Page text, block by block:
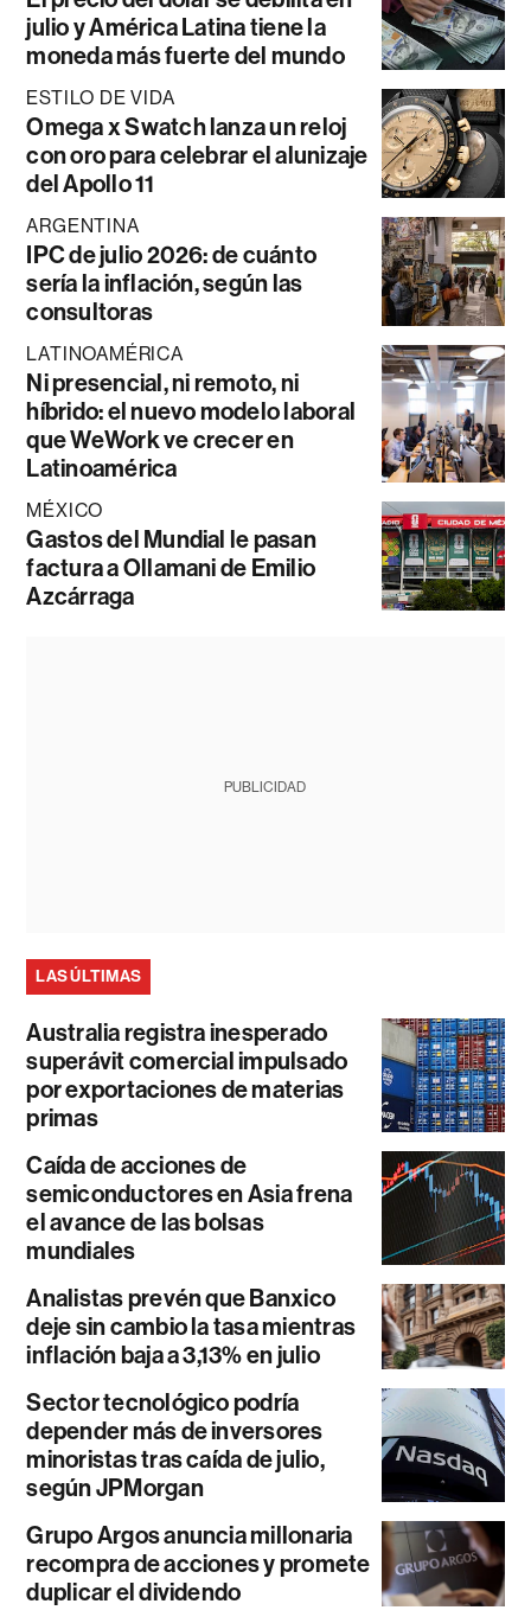
julio y América Latina tiene la
moneda más fuerte del mundo
ESTILO DE VIDA
Omega x Swatch lanza un reloj
con oro para celebrar el alunizaje
del Apollo 11
ARGENTINA
IPC de julio 2026: de cuánto
sería la inflación, según las
consultoras
LATINOAMÉRICA
Ni presencial, ni remoto, ni
híbrido: el nuevo modelo laboral
que WeWork ve crecer en
Latinoamérica
MÉXICO
Gastos del Mundial le pasan
factura a Ollamani de Emilio
Azcárraga
PUBLICIDAD
LAS ÚLTIMAS
Australia registra inesperado
superávit comercial impulsado
por exportaciones de materias
primas
Caída de acciones de
semiconductores en Asia frena
el avance de las bolsas
mundiales
Analistas prevén que Banxico
deje sin cambio la tasa mientras
inflación baja a 3,13% en julio
Sector tecnológico podría
depender más de inversores
minoristas tras caída de julio,
según JPMorgan
Grupo Argos anuncia millonaria
recompra de acciones y promete
duplicar el dividendo